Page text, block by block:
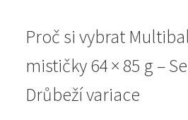
Proč si vybrat
mističky 64 × 85 g –
Drůbeží variace